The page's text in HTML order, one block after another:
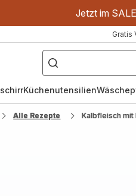
Jetzt im
Gratis
["OptiGrill","Easy
Fry","Pfanne"]
Küchenutensilien
Alle Rezepte Kalbfleisch mit